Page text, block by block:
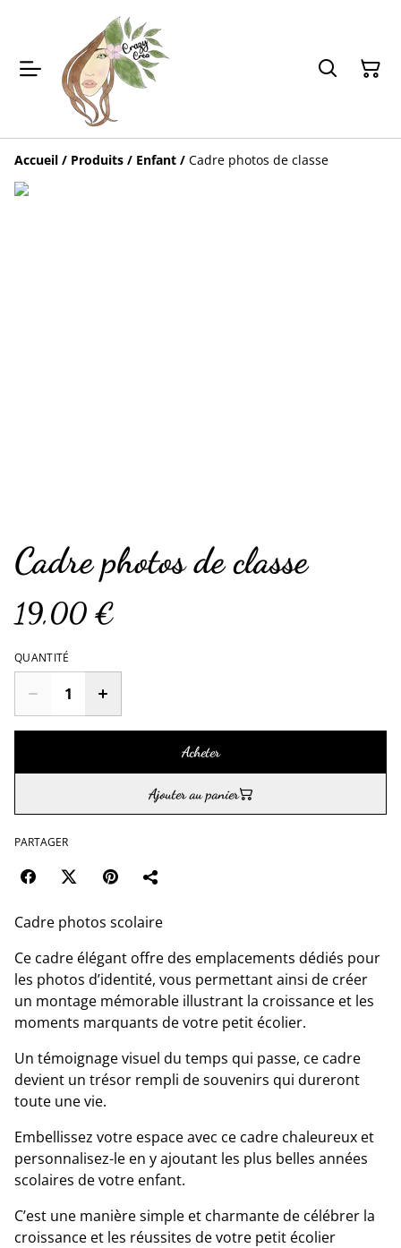
Accueil / Produits / Enfant / Cadre photos de classe
Cadre photos de classe
19,00 €
QUANTITÉ
Acheter
Ajouter au panier
PARTAGER
Cadre photos scolaire
Ce cadre élégant offre des emplacements dédiés pour
les photos d’identité, vous permettant ainsi de créer
un montage mémorable illustrant la croissance et les
moments marquants de votre petit écolier.
Un témoignage visuel du temps qui passe, ce cadre
devient un trésor rempli de souvenirs qui dureront
toute une vie.
Embellissez votre espace avec ce cadre chaleureux et
personnalisez-le en y ajoutant les plus belles années
scolaires de votre enfant.
C’est une manière simple et charmante de célébrer la
croissance et les réussites de votre petit écolier